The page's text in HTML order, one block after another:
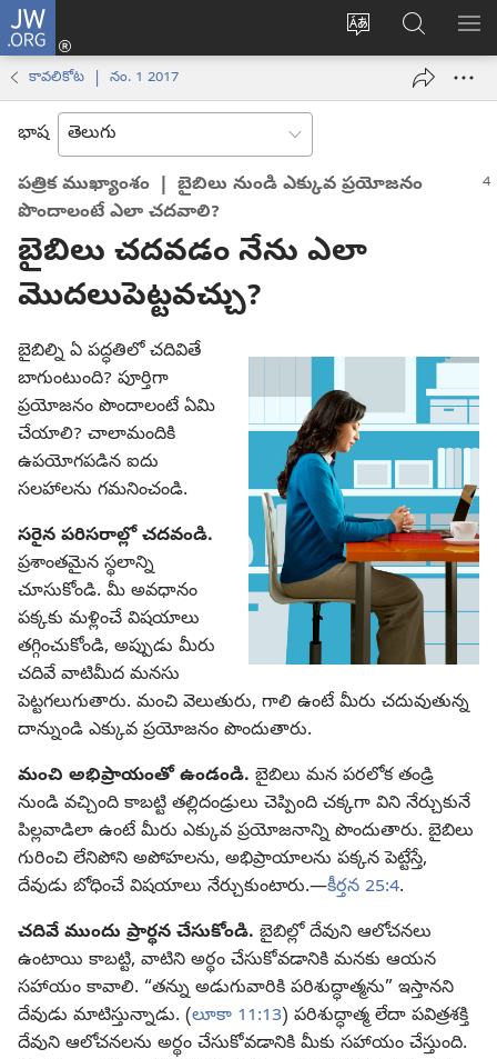
JW.ORG
సైట్
మార్చండి
లాగిన్
(కొత్త
ఓపెన్‌
JW.ORGలో
వెదకండి
కావలికోట | నం. 1 2017
భాష
పత్రిక ముఖ్యాంశం | బైబిలు నుండి ఎక్కువ ప్రయోజనం
పొందాలంటే ఎలా చదవాలి?
బైబిలు చదవడం నేను ఎలా
మొదలుపెట్టవచ్చు?
బైబిల్ని ఏ పద్ధతిలో చదివితే
బాగుంటుంది? పూర్తిగా
ప్రయోజనం పొందాలంటే ఏమి
చేయాలి? చాలామందికి
ఉపయోగపడిన ఐదు
సలహాలను గమనించండి.
సరైన పరిసరాల్లో చదవండి.
ప్రశాంతమైన స్థలాన్ని
చూసుకోండి. మీ అవధానం
పక్కకు మళ్లించే విషయాలు
తగ్గించుకోండి, అప్పుడు మీరు
చదివే వాటిమీద మనసు
పెట్టగలుగుతారు. మంచి వెలుతురు, గాలి ఉంటే మీరు చదువుతున్న
దాన్నుండి ఎక్కువ ప్రయోజనం పొందుతారు.
మంచి అభిప్రాయంతో ఉండండి. బైబిలు మన పరలోక తండ్రి
నుండి వచ్చింది కాబట్టి తల్లిదండ్రులు చెప్పింది చక్కగా విని నేర్చుకునే
పిల్లవాడిలా ఉంటే మీరు ఎక్కువ ప్రయోజనాన్ని పొందుతారు. బైబిలు
గురించి లేనిపోని అపోహలను, అభిప్రాయాలను పక్కన పెట్టేస్తే,
దేవుడు బోధించే విషయాలు నేర్చుకుంటారు.—కీర్తన 25:4.
చదివే ముందు ప్రార్థన చేసుకోండి. బైబిల్లో దేవుని ఆలోచనలు
ఉంటాయి కాబట్టి, వాటిని అర్థం చేసుకోవడానికి మనకు ఆయన
సహాయం కావాలి. “తన్ను అడుగువారికి పరిశుద్ధాత్మను” ఇస్తానని
దేవుడు మాటిస్తున్నాడు. (లూకా 11:13) పరిశుద్ధాత్మ లేదా పవిత్రశక్తి
దేవుని ఆలోచనలను అర్థం చేసుకోవడానికి మీకు సహాయం చేస్తుంది.